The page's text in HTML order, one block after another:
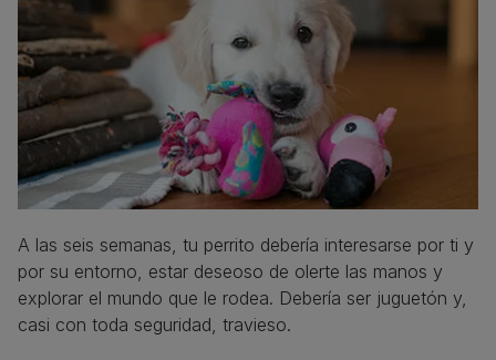
A las seis semanas, tu perrito debería interesarse por ti y
por su entorno, estar deseoso de olerte las manos y
explorar el mundo que le rodea. Debería ser juguetón y,
casi con toda seguridad, travieso.